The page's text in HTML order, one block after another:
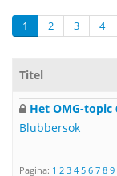
1 2 3 4
Titel
Het OMG-topic
Blubbersok
Pagina: 1 2 3 4 5 6 7 8 9